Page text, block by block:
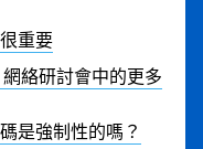
重要
網絡研討會中的更多
是強制性的嗎？